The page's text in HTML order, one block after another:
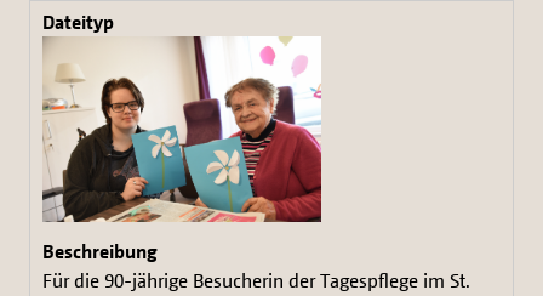
Für die 90-jährige Besucherin der Tagespflege im St.